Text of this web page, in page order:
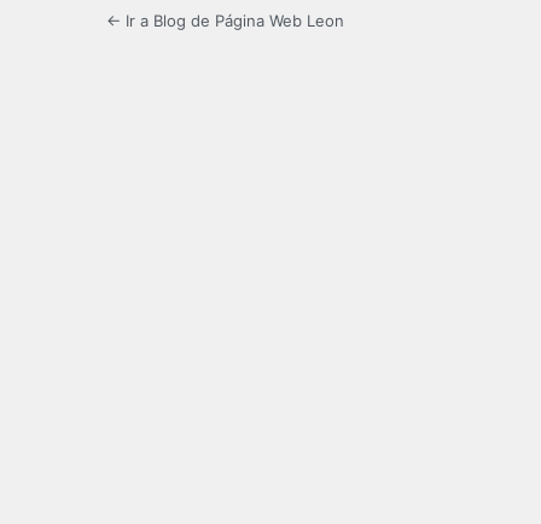
← Ir a Blog de Página Web Leon